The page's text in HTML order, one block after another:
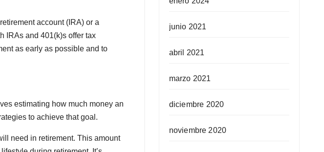
account (IRA) or a
IRAs and 401(k)s offer tax
as early as possible and to
estimating how much money an
to achieve that goal.
need in retirement. This amount
junio 2021
abril 2021
marzo 2021
diciembre 2020
noviembre 2020